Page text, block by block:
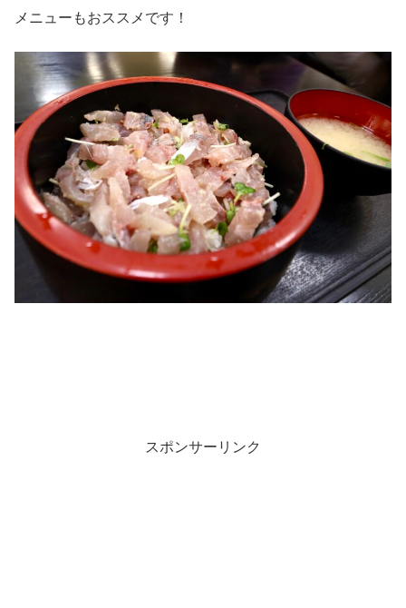
メニューもおススメです！
スポンサーリンク